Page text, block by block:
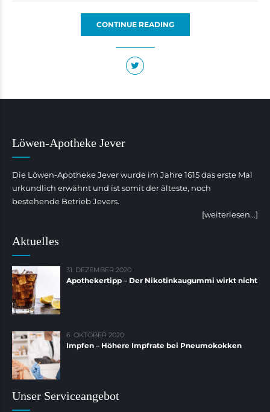
CONTINUE READING
Löwen-Apotheke Jever
Die Löwen-Apotheke Jever wurde im Jahre 1615 das erste Mal
urkundlich erwähnt und ist somit der älteste, noch
bestehende Betrieb Jevers.
[weiterlesen...]
Aktuelles
31. DEZEMBER 2020
Apothekertipp – Der Nikotinkaugummi wirkt nicht
6. OKTOBER 2020
Impfen – Höhere Impfrate bei Pneumokokken
Unser Serviceangebot